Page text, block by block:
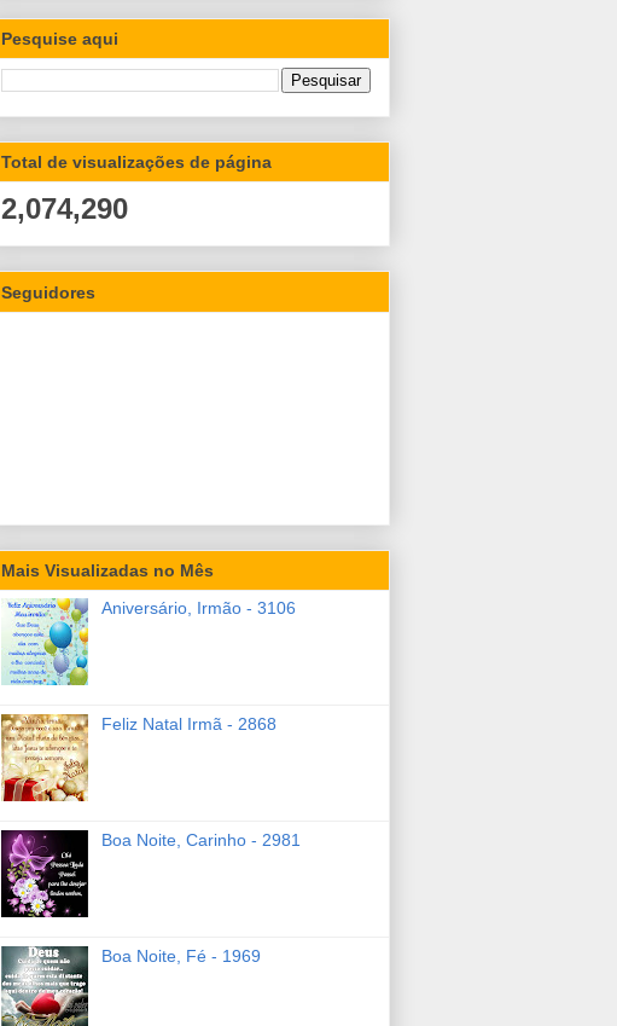
Pesquise aqui
Total de visualizações de página
2,074,290
Seguidores
Mais Visualizadas no Mês
Aniversário, Irmão - 3106
Feliz Natal Irmã - 2868
Boa Noite, Carinho - 2981
Boa Noite, Fé - 1969